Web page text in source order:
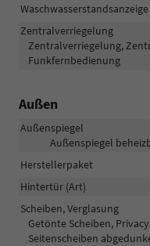
Waschwasserstandsanzeige
Zentralverriegelung
Zentralverriegelung,
Funkfernbedienung
Außen
Außenspiegel
Außenspiegel
Herstellerpaket
Hintertür (Art)
Scheiben, Verglasung
Getönte Scheiben,
Seitenscheiben